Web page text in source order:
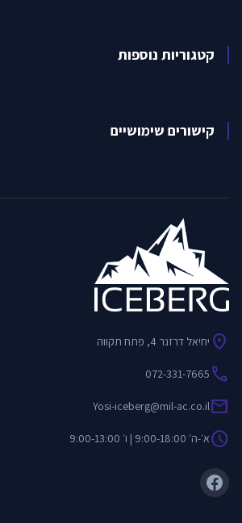
קטגוריות נוספות
קישורים שימושיים
location_on יחיאל דרזנר 4, פתח תקווה
call
072-331-7665
mail
Yosi-iceberg@mil-ac.co.il
scheduleא׳-ה׳ 9:00-18:00 | ו׳ 9:00-13:00